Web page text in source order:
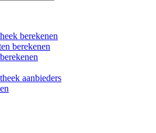
berekenen
berekenen
aanbieders